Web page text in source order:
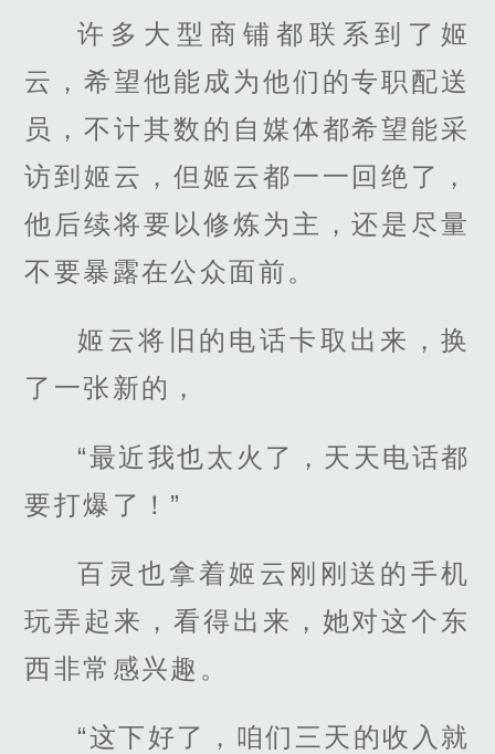
许多大型商铺都联系到了姬
云，希望他能成为他们的专职配送
员，不计其数的自媒体都希望能采
访到姬云，但姬云都一一回绝了，
他后续将要以修炼为主，还是尽量
不要暴露在公众面前。
姬云将旧的电话卡取出来，换
了一张新的，
“最近我也太火了，天天电话都
要打爆了！”
百灵也拿着姬云刚刚送的手机
玩弄起来，看得出来，她对这个东
西非常感兴趣。
“这下好了，咱们三天的收入就